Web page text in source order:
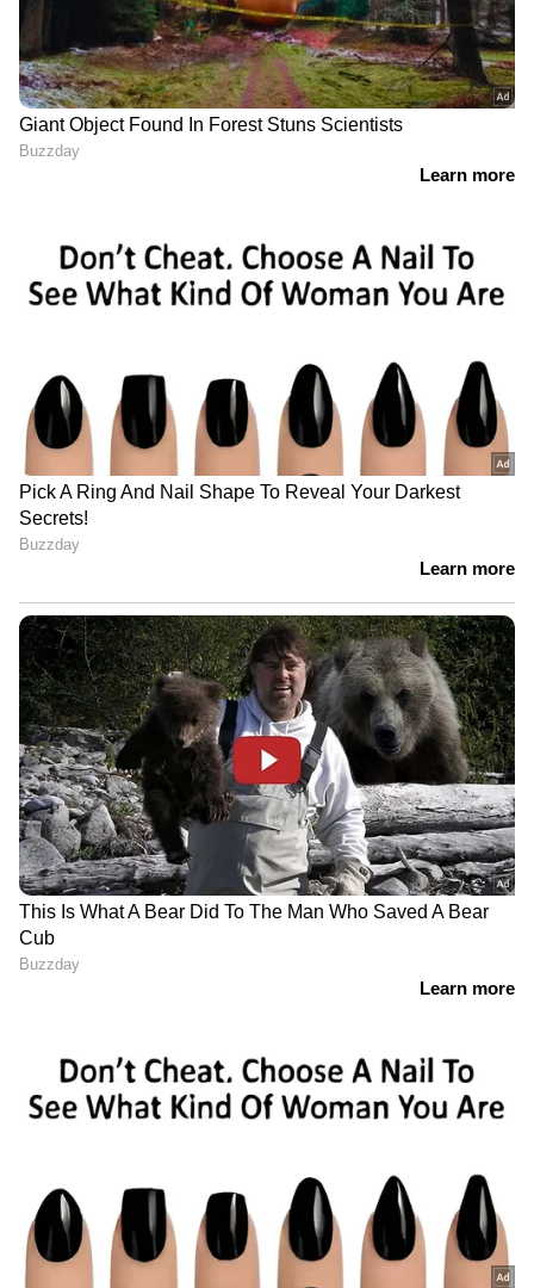
ഗുരുതര ആരോപണം
ശിവകുമാർ
അതിഥി തൊഴിലാളികളെ
ബന്ദിയാക്കി ഫോണും പണവും
കവര്‍ന്ന സംഭവം; പ്രതികള്‍
പിടിയില്‍
രണ്ടാമത്തെ പ്രതിയും പിടിയിൽ |
Theft | Arrest